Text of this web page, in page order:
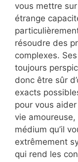
vous mettre
étrange
résoudre des
complexes.
toujours
donc être sûr
exacts
pour vous
vie
médium qu’il
extrêmement
qui rend les